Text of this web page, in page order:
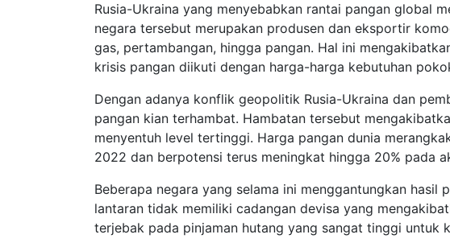
Rusia-Ukraina yang menyebabkan rantai pangan global
negara tersebut merupakan produsen dan eksportir
gas, pertambangan, hingga pangan. Hal ini
krisis pangan diikuti dengan harga-harga kebutuhan
Dengan adanya konflik geopolitik Rusia-Ukraina dan
pangan kian terhambat. Hambatan tersebut
menyentuh level tertinggi. Harga pangan dunia
2022 dan berpotensi terus meningkat hingga 20% pada
Beberapa negara yang selama ini menggantungkan
lantaran tidak memiliki cadangan devisa yang
terjebak pada pinjaman hutang yang sangat tinggi untuk